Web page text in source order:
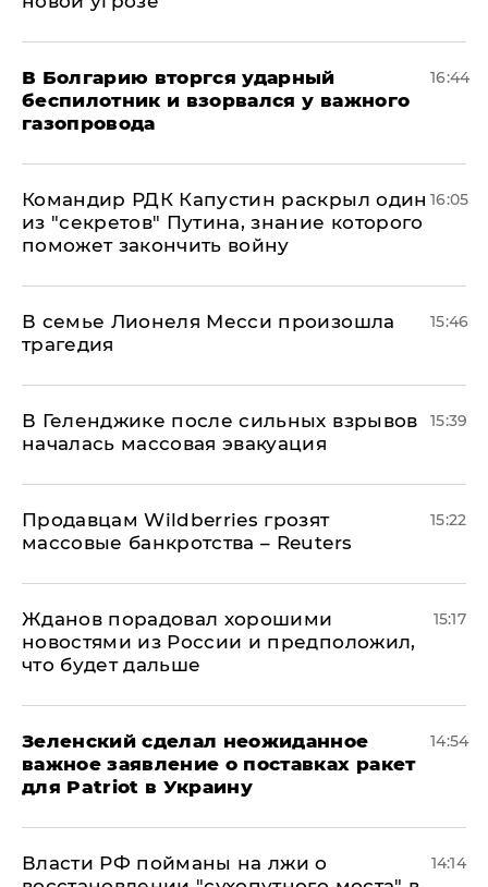
В Болгарию вторгся ударный
беспилотник и взорвался у важного
газопровода
16:44
Командир РДК Капустин раскрыл один
из "секретов" Путина, знание которого
поможет закончить войну
16:05
В семье Лионеля Месси произошла
трагедия
15:46
В Геленджике после сильных взрывов
началась массовая эвакуация
15:39
Продавцам Wildberries грозят
массовые банкротства – Reuters
15:22
Жданов порадовал хорошими
новостями из России и предположил,
что будет дальше
15:17
Зеленский сделал неожиданное
важное заявление о поставках ракет
для Patriot в Украину
14:54
Власти РФ пойманы на лжи о
14:14